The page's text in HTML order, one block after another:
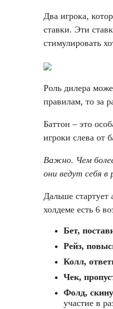
Два игрока,
ставки. Эти
стимулировать
Роль дилера
правилам, то за
Баттон – это
игроки слева от
Важно. Чем
они ведут себя
Дальше стартует
холдеме есть 6
Бет,
Рейз,
Колл,
Чек,
Фолд,
участие в